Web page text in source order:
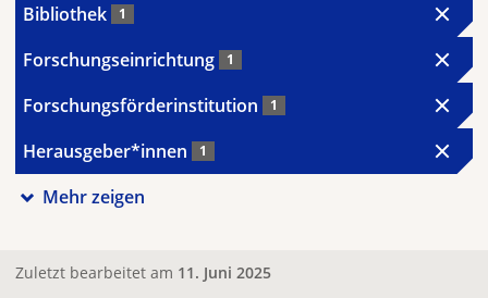
Bibliothek 1
Forschungseinrichtung 1
Forschungsförderinstitution 1
Herausgeber*innen 1
Mehr zeigen
Zuletzt bearbeitet am 11. Juni 2025